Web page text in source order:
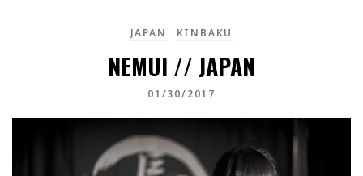
JAPAN KINBAKU
NEMUI // JAPAN
01/30/2017